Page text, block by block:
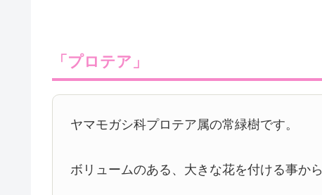
「プロテア」
ヤマモガシ科プロテア属の常緑樹です。
ボリュームのある、大きな花を付ける事から